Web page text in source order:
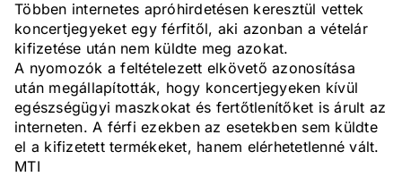
Többen internetes apróhirdetésen keresztül vettek
koncertjegyeket egy férfitől, aki azonban a vételár
kifizetése után nem küldte meg azokat.
A nyomozók a feltételezett elkövető azonosítása
után megállapították, hogy koncertjegyeken kívül
egészségügyi maszkokat és fertőtlenítőket is árult az
interneten. A férfi ezekben az esetekben sem küldte
el a kifizetett termékeket, hanem elérhetetlenné vált.
MTI